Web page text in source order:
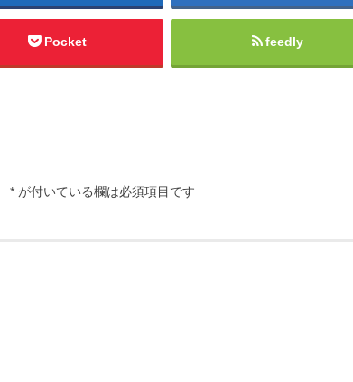
Pocket feedly
* が付いている欄は必須項目です